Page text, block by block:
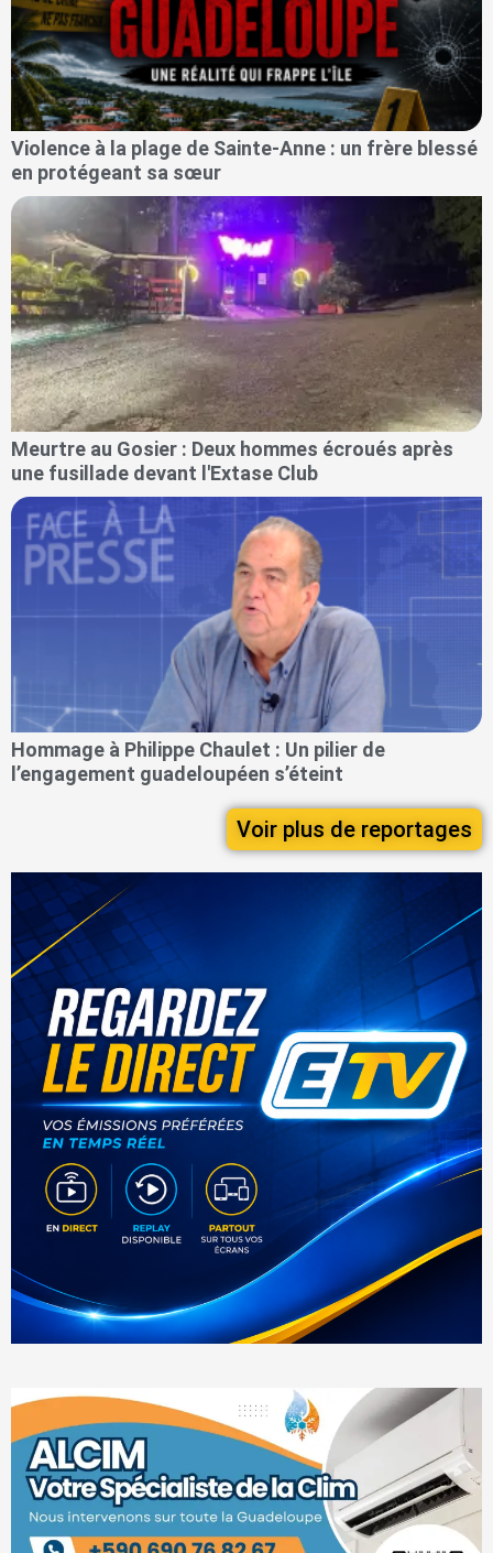
Violence à la plage de Sainte-Anne : un frère blessé
en protégeant sa sœur
Meurtre au Gosier : Deux hommes écroués après
une fusillade devant l'Extase Club
Hommage à Philippe Chaulet : Un pilier de
l’engagement guadeloupéen s’éteint
Voir plus de reportages